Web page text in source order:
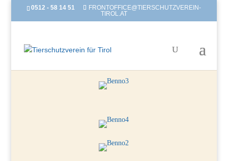
0512 - 58 14 51
FRONTOFFICE@TIERSCHUTZVEREIN-
TIROL.AT